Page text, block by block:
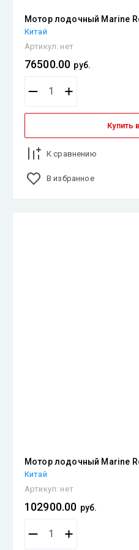
Мотор лодочный Marine
Китай
Артикул: нет
76500.00 руб.
Купить
К сравнению
В избранное
Мотор лодочный Marine
Китай
Артикул: нет
102900.00 руб.